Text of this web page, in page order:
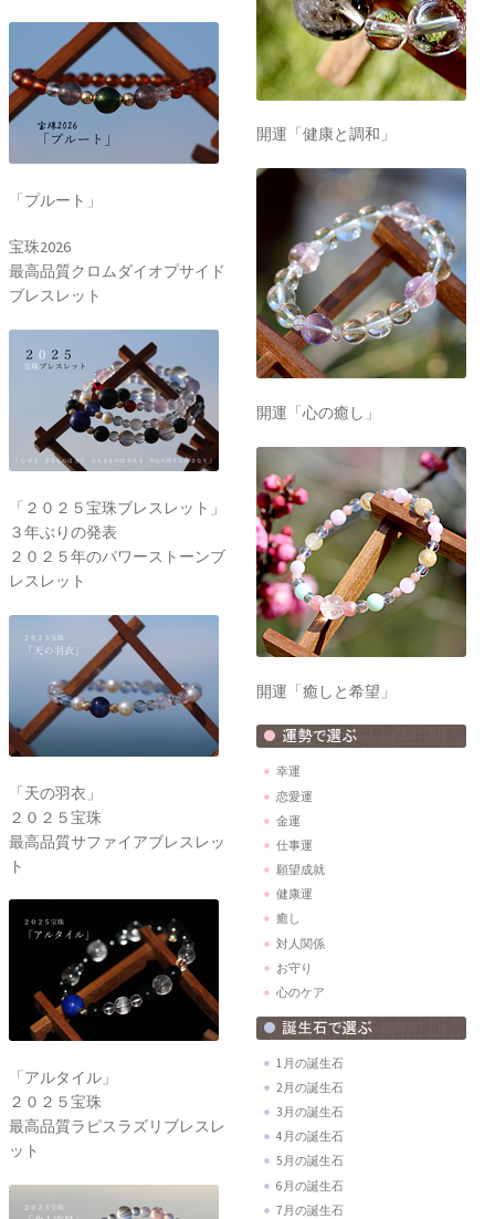
「プルート」
宝珠2026
最高品質クロムダイオプサイド
ブレスレット
「２０２５宝珠ブレスレット」
３年ぶりの発表
２０２５年のパワーストーンブ
レスレット
「天の羽衣」
２０２５宝珠
最高品質サファイアブレスレッ
ト
「アルタイル」
２０２５宝珠
最高品質ラピスラズリブレスレ
ット
開運「健康と調和」
開運「心の癒し」
開運「癒しと希望」
幸運
恋愛運
金運
仕事運
願望成就
健康運
癒し
対人関係
お守り
心のケア
1月の誕生石
2月の誕生石
3月の誕生石
4月の誕生石
5月の誕生石
6月の誕生石
7月の誕生石